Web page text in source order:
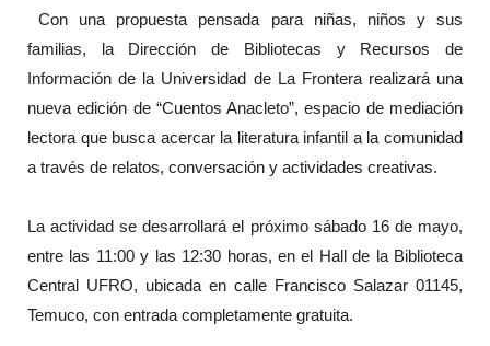
Con una propuesta pensada para niñas, niños y sus
familias, la Dirección de Bibliotecas y Recursos de
Información de la Universidad de La Frontera realizará una
nueva edición de “Cuentos Anacleto”, espacio de mediación
lectora que busca acercar la literatura infantil a la comunidad
a través de relatos, conversación y actividades creativas.
La actividad se desarrollará el próximo sábado 16 de mayo,
entre las 11:00 y las 12:30 horas, en el Hall de la Biblioteca
Central UFRO, ubicada en calle Francisco Salazar 01145,
Temuco, con entrada completamente gratuita.